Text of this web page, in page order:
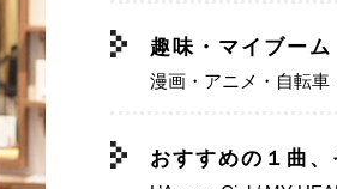
趣味・マイブーム
漫画・アニメ・自転車
おすすめの１曲、